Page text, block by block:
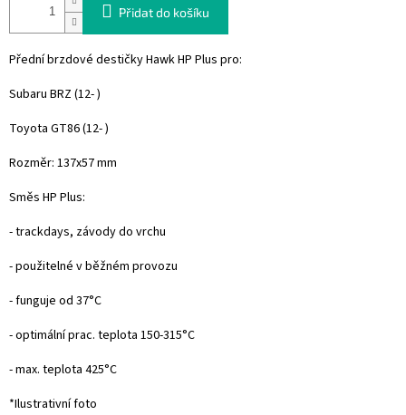
Přidat do košíku
Přední brzdové destičky Hawk HP Plus pro:
Subaru BRZ (12- )
Toyota GT86 (12- )
Rozměr: 137x57 mm
Směs HP Plus:
- trackdays, závody do vrchu
- použitelné v běžném provozu
- funguje od 37°C
- optimální prac. teplota 150-315°C
- max. teplota 425°C
*Ilustrativní foto